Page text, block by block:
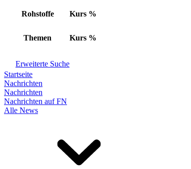
Rohstoffe Kurs %
Themen Kurs %
Erweiterte Suche
Startseite
Nachrichten
Nachrichten
Nachrichten auf FN
Alle News